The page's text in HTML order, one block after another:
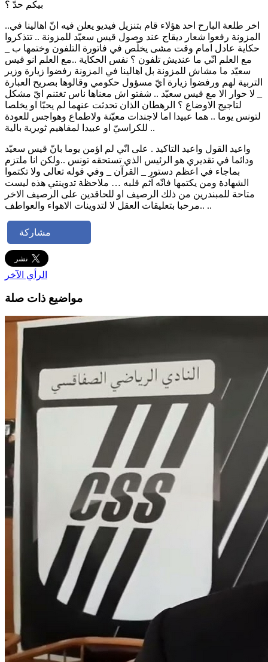
بيكم حدّ ؟
..اخر طلعة البارح احد هؤلاء قام بتنزيل فيديو يعلن فيه انّ اهالينا في
المزونة رفعوا شعار ديقاج عند وصول قيس سعيّد للمزونة .. تتذكروا
حكاية عادل امام وقت مشى يخلّص في فاتورة التلفون وختمها ب _
مع العلم انّي ما عنديش تلفون ؟ نفس الحكاية ..مع العلم انو قيس
سعيّد ما مشاش للمزونة بل اهالينا في المزونة رفضوا زيارة وزير
التربية لهم ورفضوا زيارة ايّ مسؤول حكومي وقالوها بصريح العبارة
_ لا حوار الا مع قيس سعيّد .. شفتو اش معناها ناس تغتنم ايّ مشكل
لتاجيج الاوضاع ؟ الرهطان الذان تحدثت عنهما لم يحبّا او يخلصا
لتونس يوما .. هما عبيدا اما لاجندات معيّنة ولاطماع وهواجس للعودة
للكراسيّ او عبيدا لمفاهيم ثويرية بالية ..
واعيد القول واعيد التاكيد . على انّي لم اؤمن يوما بانّ قيس سعيّد
ودائما في تقديري هو الرئيس الذي تستحقه تونس ..ولكن انا ملتزم
بماجاء في اعظم دستور _ القرآن _ وفي قوله تعالى ولا تكتموا
الشهادة ومن يكتمها فانّه آثم قلبه … ملاحظة تدوينتي هذه ليست
متاحة للمبندرين من ذلك الرصيف او للحاقدين على الرصيف الاخر
..مرحبا بتعليقات العقل لا لتدوينات الاهواء والعواطف ..
مشاركة
الرأي الآخر
مواضيع ذات صلة